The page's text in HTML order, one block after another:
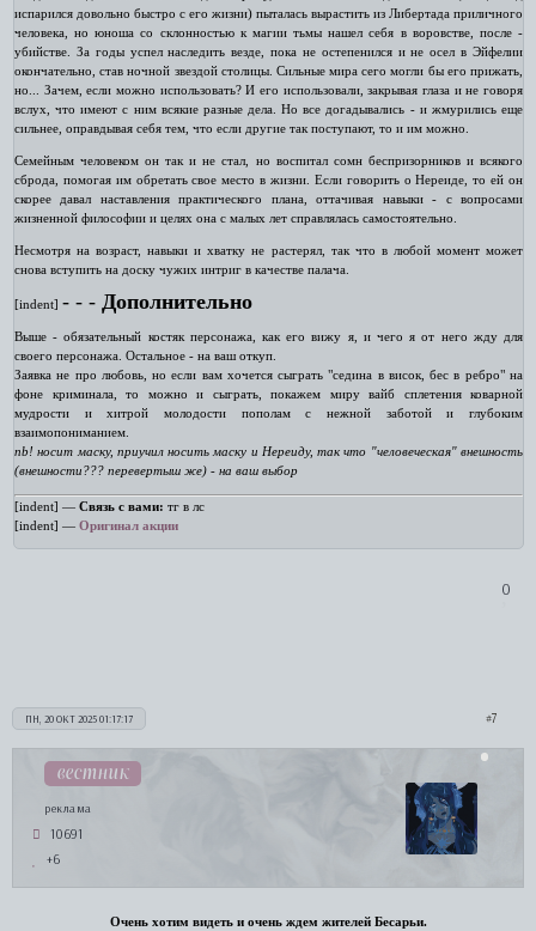
испарился довольно быстро с его жизни) пыталась вырастить из Либертада приличного
человека, но юноша со склонностью к магии тьмы нашел себя в воровстве, после -
убийстве. За годы успел наследить везде, пока не остепенился и не осел в Эйфелии
окончательно, став ночной звездой столицы. Сильные мира сего могли бы его прижать,
но... Зачем, если можно использовать? И его использовали, закрывая глаза и не говоря
вслух, что имеют с ним всякие разные дела. Но все догадывались - и жмурились еще
сильнее, оправдывая себя тем, что если другие так поступают, то и им можно.
Семейным человеком он так и не стал, но воспитал сомн беспризорников и всякого
сброда, помогая им обретать свое место в жизни. Если говорить о Нереиде, то ей он
скорее давал наставления практического плана, оттачивая навыки - с вопросами
жизненной философии и целях она с малых лет справлялась самостоятельно.
Несмотря на возраст, навыки и хватку не растерял, так что в любой момент может
снова вступить на доску чужих интриг в качестве палача.
[indent] ‑ ‑ ‑ Дополнительно
Выше - обязательный костяк персонажа, как его вижу я, и чего я от него жду для
своего персонажа. Остальное - на ваш откуп.
Заявка не про любовь, но если вам хочется сыграть "седина в висок, бес в ребро" на
фоне криминала, то можно и сыграть, покажем миру вайб сплетения коварной
мудрости и хитрой молодости пополам с нежной заботой и глубоким
взаимопониманием.
nb! носит маску, приучил носить маску и Нереиду, так что "человеческая" внешность
(внешности??? перевертыш же) - на ваш выбор
[indent] — Связь с вами: тг в лс
[indent] — Оригинал акции
0
7
ПН, 20 ОКТ 2025 01:17:17
вестник
реклама
10691
+6
Очень хотим видеть и очень ждем жителей Бесарьи.